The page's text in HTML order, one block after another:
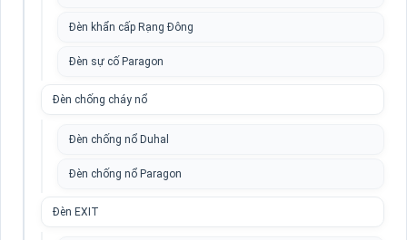
Đèn khẩn cấp Rạng Đông
Đèn sự cố Paragon
Đèn chống cháy nổ
Đèn chống nổ Duhal
Đèn chống nổ Paragon
Đèn EXIT